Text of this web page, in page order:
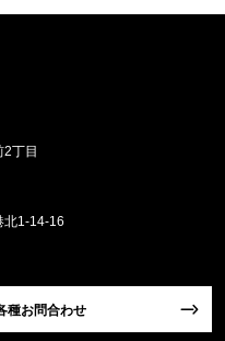
丁目
北1-14-16
種お問合わせ